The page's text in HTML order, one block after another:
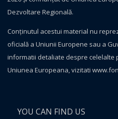
Dezvoltare Regională.
Conţinutul acestui material nu
oficială a Uniunii Europene sau a
informatii detaliate despre celelalte
Uniunea Europeana, vizitati
YOU CAN FIND US